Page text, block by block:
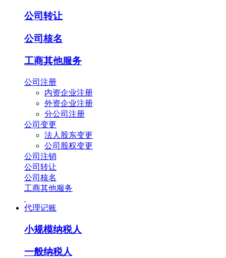
公司转让
公司核名
工商其他服务
公司注册
内资企业注册
外资企业注册
分公司注册
公司变更
法人股东变更
公司股权变更
公司注销
公司转让
公司核名
工商其他服务
代理记账
小规模纳税人
一般纳税人